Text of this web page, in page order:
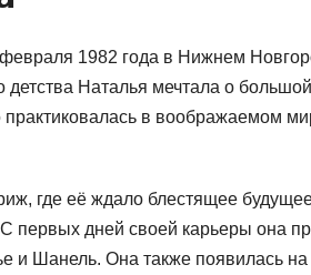
1982 года в Нижнем
Наталья мечтала о
практиковалась в воображаемом
где её ждало блестящее
дней своей карьеры она
и Шанель. Она также появилась